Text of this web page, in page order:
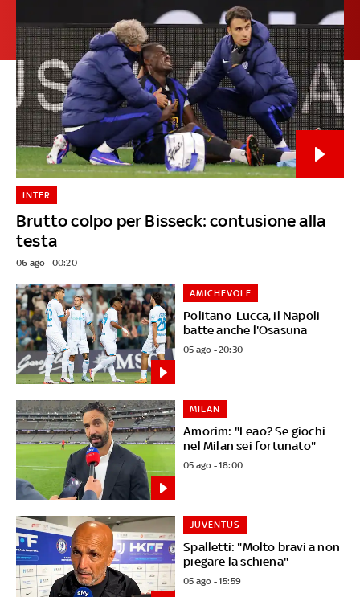
Brutto colpo per Bisseck: contusione alla
testa
INTER
06 ago - 00:20
Politano-Lucca, il Napoli
batte anche l'Osasuna
AMICHEVOLE
05 ago - 20:30
Amorim: "Leao? Se giochi
nel Milan sei fortunato"
MILAN
05 ago - 18:00
Spalletti: "Molto bravi a non
piegare la schiena"
JUVENTUS
05 ago - 15:59